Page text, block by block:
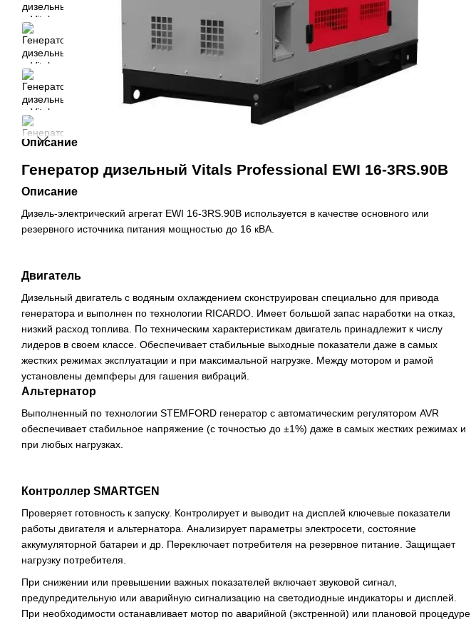
Описание
Генератор дизельный Vitals Professional EWI 16-3RS.90B
Описание
Дизель-электрический агрегат EWI 16-3RS.90B используется в качестве основного или
резервного источника питания мощностью до 16 кВА.
Двигатель
Дизельный двигатель с водяным охлаждением сконструирован специально для привода
генератора и выполнен по технологии RICARDO. Имеет большой запас наработки на отказ,
низкий расход топлива. По техническим характеристикам двигатель принадлежит к числу
лидеров в своем классе. Обеспечивает стабильные выходные показатели даже в самых
жестких режимах эксплуатации и при максимальной нагрузке. Между мотором и рамой
установлены демпферы для гашения вибраций.
Альтернатор
Выполненный по технологии STEMFORD генератор с автоматическим регулятором AVR
обеспечивает стабильное напряжение (с точностью до ±1%) даже в самых жестких режимах и
при любых нагрузках.
Контроллер SMARTGEN
Проверяет готовность к запуску. Контролирует и выводит на дисплей ключевые показатели
работы двигателя и альтернатора. Анализирует параметры электросети, состояние
аккумуляторной батареи и др. Переключает потребителя на резервное питание. Защищает
нагрузку потребителя.
При снижении или превышении важных показателей включает звуковой сигнал,
предупредительную или аварийную сигнализацию на светодиодные индикаторы и дисплей.
При необходимости останавливает мотор по аварийной (экстренной) или плановой процедуре